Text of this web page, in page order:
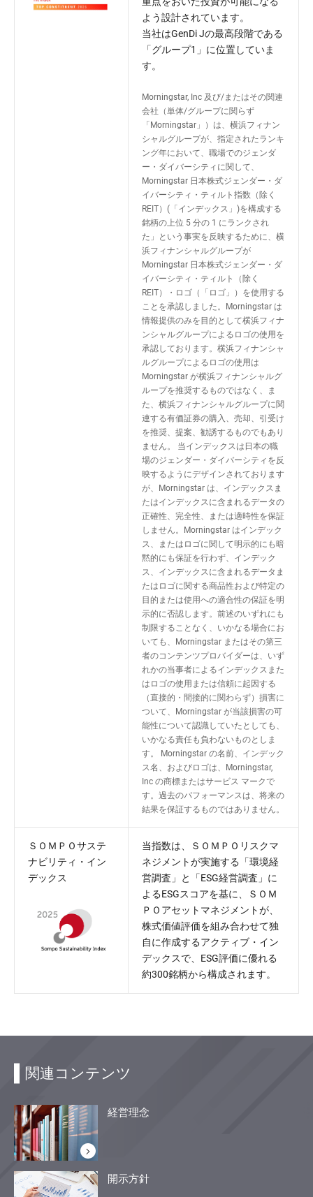
よう設計されています。
当社はGenDi Jの最高段階である
「グループ1」に位置していま
す。
Morningstar, Inc 及び/またはその関連
会社（単体/グループに関らず
「Morningstar」）は、横浜フィナン
シャルグループが、指定されたランキ
ング年において、職場でのジェンダ
ー・ダイバーシティに関して、
Morningstar 日本株式ジェンダー・ダ
イバーシティ・ティルト指数（除く
REIT）(「インデックス」)を構成する
銘柄の上位 5 分の 1 にランクされ
た」という事実を反映するために、横
浜フィナンシャルグループが
Morningstar 日本株式ジェンダー・ダ
イバーシティ・ティルト（除く
REIT）・ロゴ（「ロゴ」）を使用する
ことを承認しました。Morningstar は
情報提供のみを目的として横浜フィナ
ンシャルグループによるロゴの使用を
承認しております。横浜フィナンシャ
ルグループによるロゴの使用は
Morningstar が横浜フィナンシャルグ
ループを推奨するものではなく、ま
た、横浜フィナンシャルグループに関
連する有価証券の購入、売却、引受け
を推奨、提案、勧誘するものでもあり
ません。 当インデックスは日本の職
場のジェンダー・ダイバーシティを反
映するようにデザインされております
が、Morningstar は、インデックスま
たはインデックスに含まれるデータの
正確性、完全性、または適時性を保証
しません。Morningstar はインデック
ス、またはロゴに関して明示的にも暗
黙的にも保証を行わず、インデック
ス、インデックスに含まれるデータま
たはロゴに関する商品性および特定の
目的または使用への適合性の保証を明
示的に否認します。前述のいずれにも
制限することなく、いかなる場合にお
いても、Morningstar またはその第三
者のコンテンツプロバイダーは、いず
れかの当事者によるインデックスまた
はロゴの使用または信頼に起因する
（直接的・間接的に関わらず）損害に
ついて、Morningstar が当該損害の可
能性について認識していたとしても、
いかなる責任も負わないものとしま
す。 Morningstar の名前、インデック
ス名、およびロゴは、Morningstar,
Inc の商標またはサービス マークで
す。過去のパフォーマンスは、将来の
結果を保証するものではありません。
ＳＯＭＰＯサステ
ナビリティ・イン
デックス
当指数は、ＳＯＭＰＯリスクマ
ネジメントが実施する「環境経
営調査」と「ESG経営調査」に
よるESGスコアを基に、ＳＯＭ
ＰＯアセットマネジメントが、
株式価値評価を組み合わせて独
自に作成するアクティブ・イン
デックスで、ESG評価に優れる
約300銘柄から構成されます。
関連コンテンツ
経営理念
開示方針